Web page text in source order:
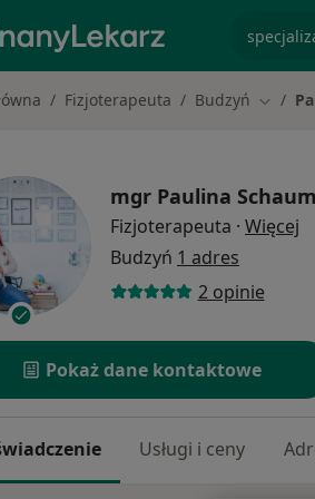
Fizjoterapeuta Budzyń Zmień
mgr Paulina
Fizjoterapeuta · Więcej
Budzyń 1 adres
2 opinie
Pokaż dane kontaktowe
Usługi i ceny